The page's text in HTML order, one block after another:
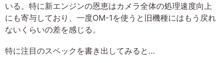
いる。特に新エンジンの恩恵はカメラ全体の処理速度向上
にも寄与しており、一度OM-1を使うと旧機種にはもう戻れ
ないくらいの差を感じる。
特に注目のスペックを書き出してみると…